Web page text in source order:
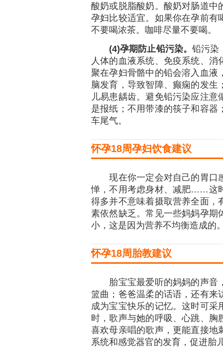
酸奶或脱脂酸奶。酸奶对肠道中
孕妇比较适宜。如果你在孕前有
不要喝浓茶。咖啡尽量不要喝。
(4)孕期防止铅污染。 铅污染
人体的血液系统、免疫系统、
聚在孕妇骨骼中的铅会溶入血液
脑发育，导致智障、癫痫的发
儿易患龋齿。避免铅污染应注
是报纸；不用带漆的筷子和容器
车尾气。
怀孕18周孕妇饮食建议
现在你一定会对自己的胃口
惮，不用考虑身材、减肥……这
得多并不意味着摄取营养全面，
素依然缺乏。常见一些妈妈孕期
小，这是因为营养不均衡造成的
怀孕18周胎教建议
胎宝宝最爱听的妈妈的声音
篮曲；爸爸温柔的话语，还有来
成为宝宝快乐的记忆。这时可采
时，歌声与她的呼吸、心跳、胸
喜欢母亲唱的歌声，更能直接地
系统和感觉器官的发育，促进胎